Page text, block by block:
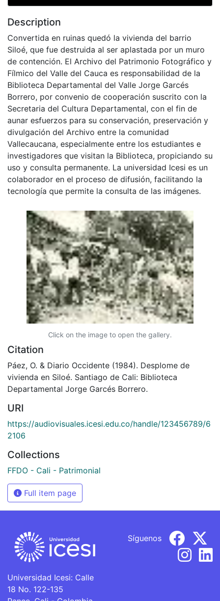
Description
Convertida en ruinas quedó la vivienda del barrio
Siloé, que fue destruida al ser aplastada por un muro
de contención. El Archivo del Patrimonio Fotográfico y
Fílmico del Valle del Cauca es responsabilidad de la
Biblioteca Departamental del Valle Jorge Garcés
Borrero, por convenio de cooperación suscrito con la
Secretaria del Cultura Departamental, con el fin de
aunar esfuerzos para su conservación, preservación y
divulgación del Archivo entre la comunidad
Vallecaucana, especialmente entre los estudiantes e
investigadores que visitan la Biblioteca, propiciando su
uso y consulta permanente. La universidad Icesi es un
colaborador en el proceso de difusión, facilitando la
tecnología que permite la consulta de las imágenes.
Click on the image to open the gallery.
Citation
Páez, O. & Diario Occidente (1984). Desplome de
vivienda en Siloé. Santiago de Cali: Biblioteca
Departamental Jorge Garcés Borrero.
URI
https://audiovisuales.icesi.edu.co/handle/123456789/6
2106
Collections
FFDO - Cali - Patrimonial
Full item page
Universidad Icesi: Calle
18 No. 122-135
Síguenos